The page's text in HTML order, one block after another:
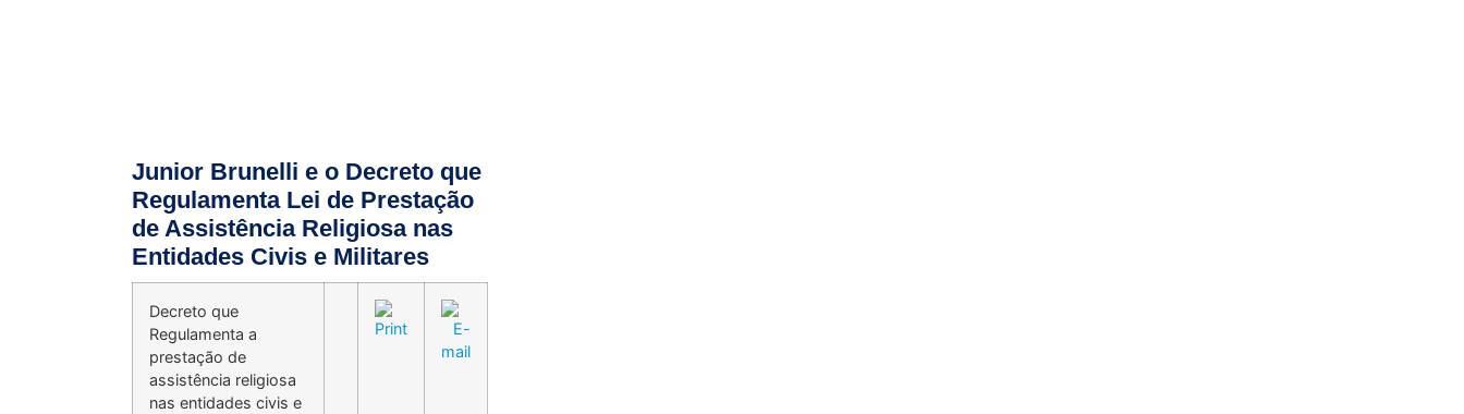
Junior Brunelli e o Decreto que
Regulamenta Lei de Prestação
de Assistência Religiosa nas
Entidades Civis e Militares
Decreto que
Regulamenta a
prestação de
assistência religiosa
nas entidades civis e